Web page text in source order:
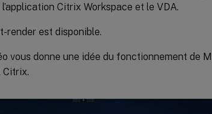
Citrix Workspace et le VDA.
render est disponible.
vous donne une idée du fonctionnement de
Citrix.